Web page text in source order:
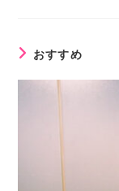
おすすめ